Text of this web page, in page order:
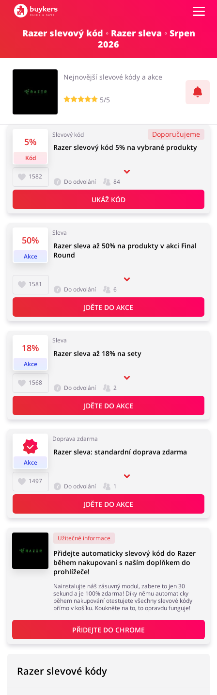
Kancelářské potřeby
Šperky a hodinky
Pro děti Dům, interiér a zahrada
Knihy, filmy, hry a hudba
Finance a pojištění Počítače foto a elektronika
Oblečení, obuv a doplňky
Domácnost a spotřebiče
Služby Zdraví a krása
Top100
Obchody
Razer slevový kód ◦ Razer sleva ◦ Srpen
2026
Nejnovější slevové kódy a akce
5/5
5%
Kód
Slevový kód Doporučujeme
1582
Razer slevový kód 5% na vybrané produkty
Do odvolání 84
UKÁŽ KÓD
50%
Akce
Sleva
1581
Razer sleva až 50% na produkty v akci Final
Round
Do odvolání 6
JDĚTE DO AKCE
18%
Akce
Sleva
1568
Razer sleva až 18% na sety
Do odvolání 2
JDĚTE DO AKCE
Akce
Doprava zdarma
1497
Razer sleva: standardní doprava zdarma
Do odvolání 1
JDĚTE DO AKCE
Užitečné informace
Přidejte automaticky slevový kód do Razer
během nakupovaní s naším doplňkem do
prohlížeče!
Nainstalujte náš zásuvný modul, zabere to jen 30
sekund a je 100% zdarma! Díky němu automaticky
během nakupování otestujete všechny slevové kódy
přímo v košíku. Koukněte na to, to opravdu funguje!
PŘIDEJTE DO CHROME
Razer slevové kódy